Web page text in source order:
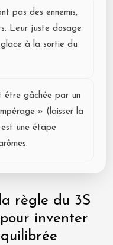
pas des ennemis,
Leur juste dosage
à la sortie du
gâchée par un
» (laisser la
est une étape
règle du 3S
inventer